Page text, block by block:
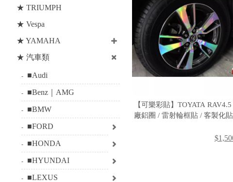
★ TRIUMPH
★ Vespa
★ YAMAHA
★ 汽車類
■Audi
■Benz｜AMG
■BMW
■FORD
■HONDA
■HYUNDAI
■LEXUS
【可樂彩貼】TOYATA
廠鋁圈 / 雷射輪框貼 / 客製化